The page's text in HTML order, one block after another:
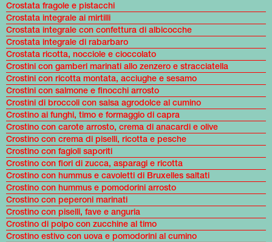
Crostata fragole e pistacchi
Crostata integrale ai mirtilli
Crostata integrale con confettura di albicocche
Crostata integrale di rabarbaro
Crostata ricotta, nocciole e cioccolato
Crostini con gamberi marinati allo zenzero e stracciatella
Crostini con ricotta montata, acciughe e sesamo
Crostini con salmone e finocchi arrosto
Crostini di broccoli con salsa agrodolce al cumino
Crostino ai funghi, timo e formaggio di capra
Crostino con carote arrosto, crema di anacardi e olive
Crostino con crema di piselli, ricotta e pesche
Crostino con fagioli saporiti
Crostino con fiori di zucca, asparagi e ricotta
Crostino con hummus e cavoletti di Bruxelles saltati
Crostino con hummus e pomodorini arrosto
Crostino con peperoni marinati
Crostino con piselli, fave e anguria
Crostino di polpo con zucchine al timo
Crostino estivo con uova e pomodorini al cumino